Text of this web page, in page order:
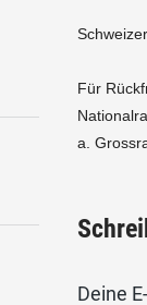
Für
a.
Deine